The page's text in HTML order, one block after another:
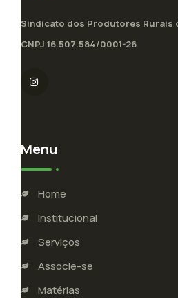
Sindicato dos Produtores Rurais
CNPJ 16.507.584/0001-26
Menu
Home
Institucional
Serviços
Associe-se
Matérias